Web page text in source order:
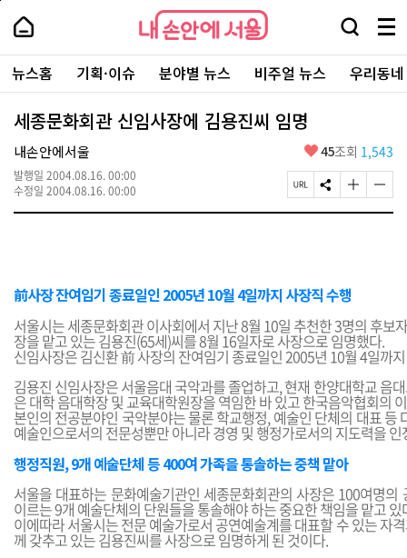
본
로
가
내
손
안
에
서
울
-
서
울
시
대
표
소
내
손
에
울
검
창
열
기
메
뉴
전
체
보
주
요
서
뉴스홈 기획·이슈 분야별 뉴스 비주얼 뉴스 우리동
세종문화회관 신임사장에 김용진씨 임명
내손안에서울
발행일 2004.08.16. 00:00
수정일 2004.08.16. 00:00
좋
요
45조회 1,543
페
이
복
사
S
N
기
글
자
하
기
글
자
하
기
前사장 잔여임기 종료일인 2005년 10월 4일까지 사장직 수행
서울시는 세종문화회관 이사회에서 지난 8월 10일 추천한 3명의 후보
장을 맡고 있는 김용진(65세)씨를 8월 16일자로 사장으로 임명했다.
신임사장은 김신환 前 사장의 잔여임기 종료일인 2005년 10월 4일까
김용진 신임사장은 서울음대 국악과를 졸업하고, 현재 한양대학교 음
은 대학 음대학장 및 교육대학원장을 역임한 바 있고 한국음악협회의
본인의 전공분야인 국악분야는 물론 학교행정, 예술인 단체의 대표 등
예술인으로서의 전문성뿐만 아니라 경영 및 행정가로서의 지도력을 인
행정직원, 9개 예술단체 등 400여 가족을 통솔하는 중책 맡아
서울을 대표하는 문화예술기관인 세종문화회관의 사장은 100여명의
이르는 9개 예술단체의 단원들을 통솔해야 하는 중요한 책임을 맡고 있
이에따라 서울시는 전문 예술가로서 공연예술계를 대표할 수 있는 자
께 갖추고 있는 김용진씨를 사장으로 임명하게 된 것이다.
페
상
단
로